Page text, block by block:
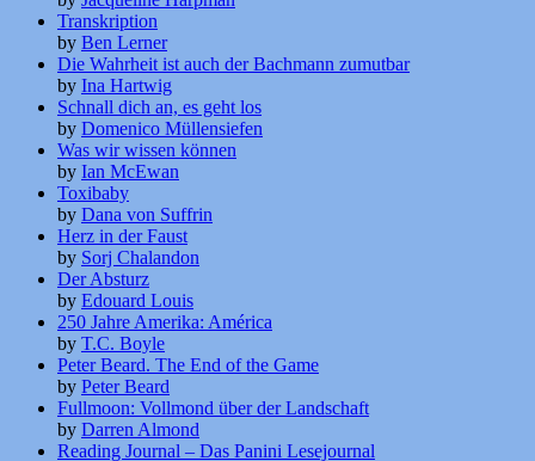
Transkription
by Ben Lerner
Die Wahrheit ist auch der Bachmann zumutbar
by Ina Hartwig
Schnall dich an, es geht los
by Domenico Müllensiefen
Was wir wissen können
by Ian McEwan
Toxibaby
by Dana von Suffrin
Herz in der Faust
by Sorj Chalandon
Der Absturz
by Edouard Louis
250 Jahre Amerika: América
by T.C. Boyle
Peter Beard. The End of the Game
by Peter Beard
Fullmoon: Vollmond über der Landschaft
by Darren Almond
Reading Journal – Das Panini Lesejournal